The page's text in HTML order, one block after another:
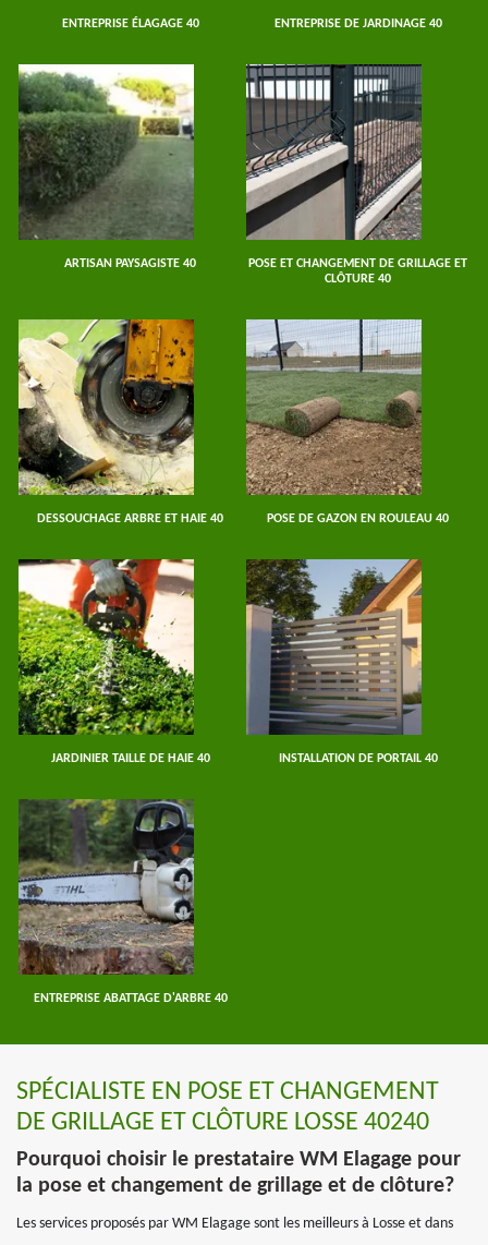
ENTREPRISE ÉLAGAGE 40 ENTREPRISE DE JARDINAGE 40
ARTISAN PAYSAGISTE 40
POSE ET CHANGEMENT DE GRILLAGE ET
CLÔTURE 40
DESSOUCHAGE ARBRE ET HAIE 40 POSE DE GAZON EN ROULEAU 40
JARDINIER TAILLE DE HAIE 40 INSTALLATION DE PORTAIL 40
ENTREPRISE ABATTAGE D'ARBRE 40
SPÉCIALISTE EN POSE ET CHANGEMENT
DE GRILLAGE ET CLÔTURE LOSSE 40240
Pourquoi choisir le prestataire WM Elagage pour
la pose et changement de grillage et de clôture?
Les services proposés par WM Elagage sont les meilleurs à Losse et dans